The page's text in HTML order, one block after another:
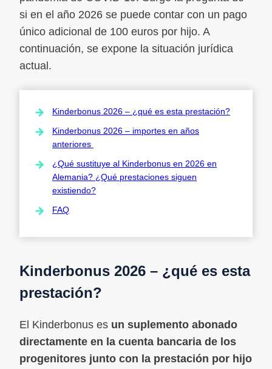
si en el año 2026 se puede contar con un pago
único adicional de 100 euros por hijo. A
continuación, se expone la situación jurídica
actual.
Kinderbonus 2026 – ¿qué es esta prestación?
Kinderbonus 2026 – importes en años
anteriores
¿Qué sustituye al Kinderbonus en 2026 en
Alemania? ¿Qué prestaciones siguen
existiendo?
FAQ
Kinderbonus 2026 – ¿qué es esta
prestación?
El Kinderbonus es un suplemento abonado
directamente en la cuenta bancaria de los
progenitores junto con la prestación por hijo